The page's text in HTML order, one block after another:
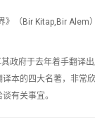
》（Bir Kitap,Bir Alem
政府于去年着手翻译
本的四大名著，非常欣
有关事宜。